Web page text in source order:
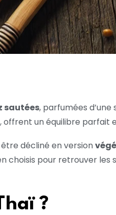
sautées, parfumées
, offrent un équilibre parfait
décliné en version
choisis pour retrouver les
?